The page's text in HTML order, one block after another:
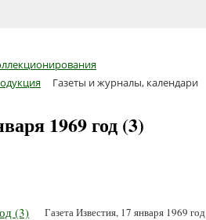
Газеты и журналы, календари
1969 год (3)
Газета Известия, 17 января 1969